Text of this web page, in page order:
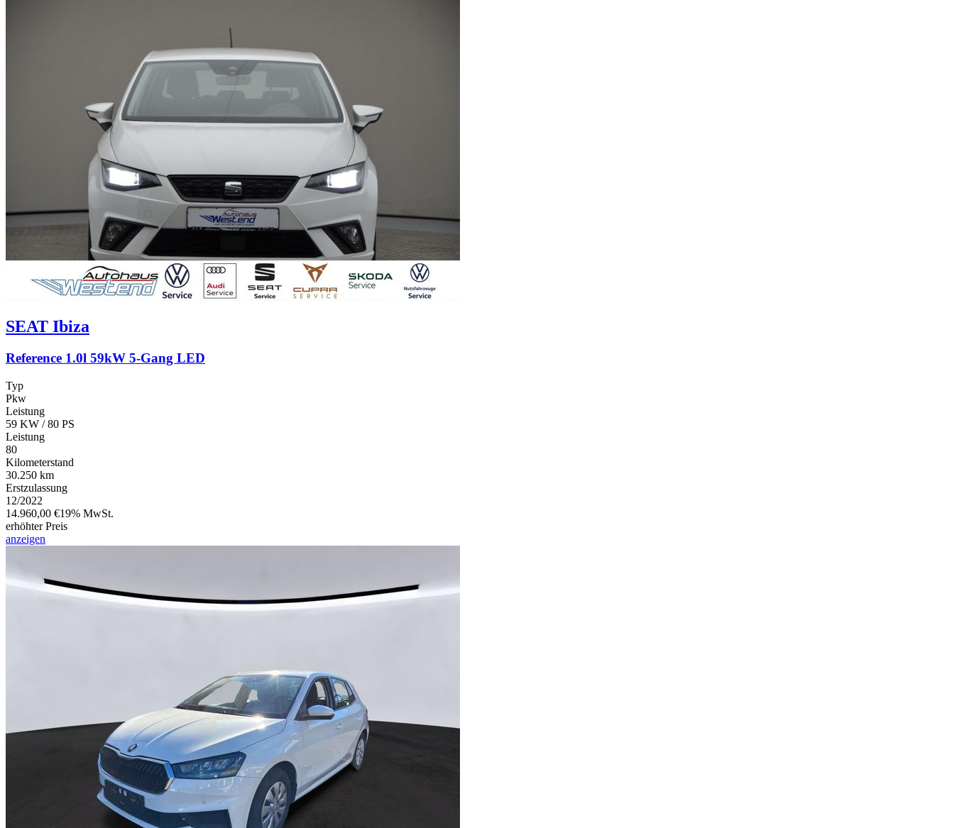
SEAT Ibiza
Reference 1.0l 59kW 5-Gang LED
Typ
Pkw
Leistung
59 KW / 80 PS
Leistung
80
Kilometerstand
30.250 km
Erstzulassung
12/2022
14.960,00 €19% MwSt.
erhöhter Preis
anzeigen